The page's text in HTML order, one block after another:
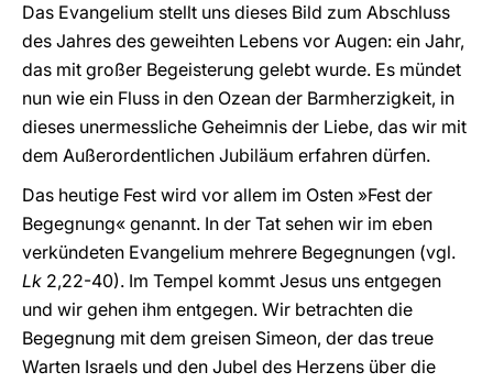
Das Evangelium stellt uns dieses Bild zum Abschluss
des Jahres des geweihten Lebens vor Augen: ein Jahr,
das mit großer Begeisterung gelebt wurde. Es mündet
nun wie ein Fluss in den Ozean der Barmherzigkeit, in
dieses unermessliche Geheimnis der Liebe, das wir mit
dem Außerordentlichen Jubiläum erfahren dürfen.
Das heutige Fest wird vor allem im Osten »Fest der
Begegnung« genannt. In der Tat sehen wir im eben
verkündeten Evangelium mehrere Begegnungen (vgl.
Lk 2,22-40). Im Tempel kommt Jesus uns entgegen
und wir gehen ihm entgegen. Wir betrachten die
Begegnung mit dem greisen Simeon, der das treue
Warten Israels und den Jubel des Herzens über die